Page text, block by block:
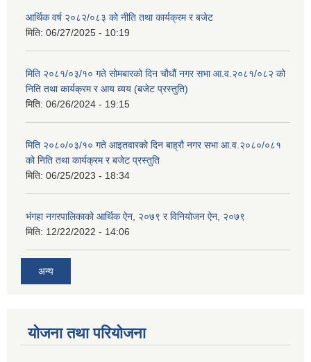
आर्थिक वर्ष २०८२/०८३ को नीति तथा कार्यक्रम र बजेट
मिति: 06/27/2025 - 10:19
मिति २०८१/०३/१० गते सोमबारको दिन चौधौं नगर सभा आ.व.२०८१/०८२ को
निति तथा कार्यक्रम र आय व्यय (बजेट प्रस्तुति)
मिति: 06/26/2024 - 19:15
मिति २०८०/०३/१० गते आइतवारको दिन बाह्रौ नगर सभा आ.व.२०८०/०८१
को निति तथा कार्यक्रम र बजेट प्रस्तुति
मिति: 06/25/2023 - 18:34
भंगहा नगरपालिकाको आर्थिक ऐन, २०७९ र विनियोजन ऐन, २०७९
मिति: 12/22/2022 - 14:06
अन्य
योजना तथा परियोजना